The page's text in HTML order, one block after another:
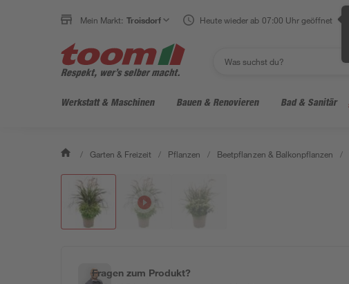
Mein Markt: Troisdorf Heute wieder ab 07:00 Uhr geöffnet
Werkstatt & Maschinen Bauen & Renovieren Bad & Sanitär
/ Garten & Freizeit / Pflanzen / Beetpflanzen & Balkonpflanzen /
Fragen zum Produkt?